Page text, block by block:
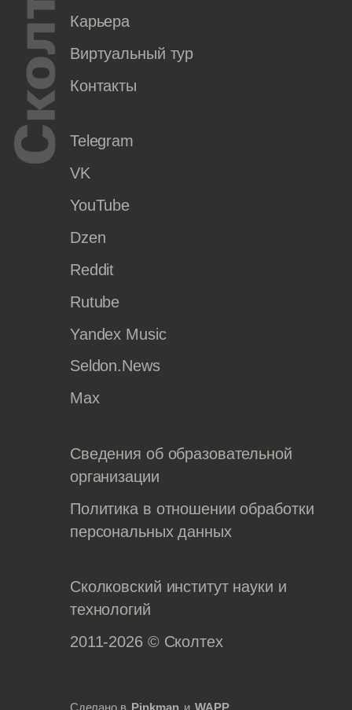
Карьера
Виртуальный тур
Контакты
Telegram
VK
YouTube
Dzen
Reddit
Rutube
Yandex Music
Seldon.News
Max
Сведения об образовательной
организации
Политика в отношении обработки
персональных данных
Сколковский институт науки и
технологий
2011-2026 © Сколтех